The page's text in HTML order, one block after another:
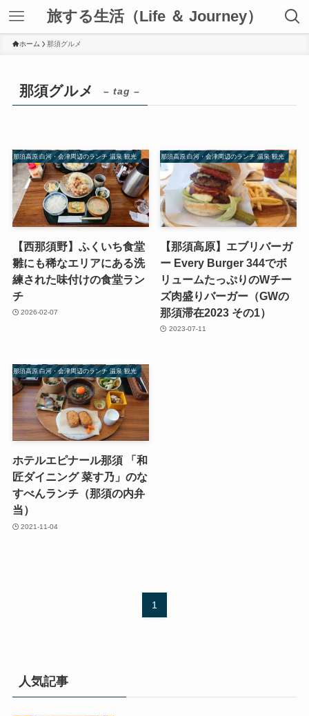
旅する生活（Life ＆ Journey）
ホーム 那須グルメ
那須グルメ – tag –
那須高原 白河・会津周辺のランチ 温泉 観光
【西那須野】ふくいち食堂
雛にも稀なエリアにある洗
練された味付けの食堂ラン
チ
2026-02-07
那須高原 白河・会津周辺のランチ 温泉 観光
【那須高原】エブリバーガ
ー Every Burger 344でボ
リュームたっぷりのWチー
ズ肉盛りバーガー（GWの
那須滞在2023 その1）
2023-07-11
那須高原 白河・会津周辺のランチ 温泉 観光
ホテルエピナール那須 「和
匠ダイニング 菜す乃」のな
すべんランチ（那須の内弁
当）
2021-11-04
1
人気記事